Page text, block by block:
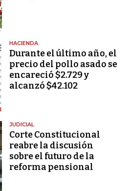
HACIENDA
Durante el último año, el
precio del pollo asado se
encareció $2.729 y
alcanzó $42.102
JUDICIAL
Corte Constitucional
reabre la discusión
sobre el futuro de la
reforma pensional